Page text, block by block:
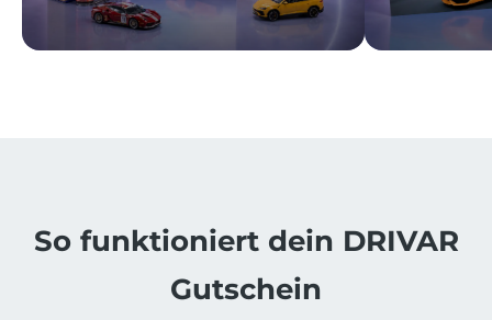
So funktioniert dein DRIVAR
Gutschein